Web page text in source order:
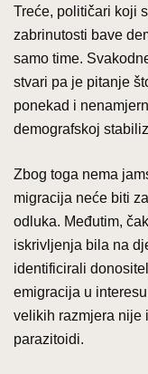
Treće, političari koji
zabrinutosti bave
samo time.
stvari pa je pitanje
ponekad i
demografskoj
Zbog toga nema
migracija neće biti
odluka. Međutim,
iskrivljenja bila na
identificirali
emigracija u
velikih razmjera nije
parazitoidi.